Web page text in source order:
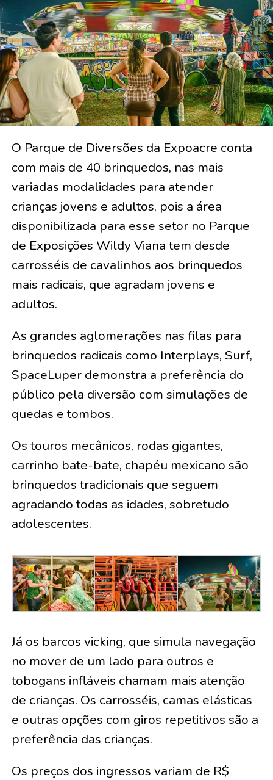
O Parque de Diversões da Expoacre conta
com mais de 40 brinquedos, nas mais
variadas modalidades para atender
crianças jovens e adultos, pois a área
disponibilizada para esse setor no Parque
de Exposições Wildy Viana tem desde
carrosséis de cavalinhos aos brinquedos
mais radicais, que agradam jovens e
adultos.
As grandes aglomerações nas filas para
brinquedos radicais como Interplays, Surf,
SpaceLuper demonstra a preferência do
público pela diversão com simulações de
quedas e tombos.
Os touros mecânicos, rodas gigantes,
carrinho bate-bate, chapéu mexicano são
brinquedos tradicionais que seguem
agradando todas as idades, sobretudo
adolescentes.
Já os barcos vicking, que simula navegação
no mover de um lado para outros e
tobogans infláveis chamam mais atenção
de crianças. Os carrosséis, camas elásticas
e outras opções com giros repetitivos são a
preferência das crianças.
Os preços dos ingressos variam de R$